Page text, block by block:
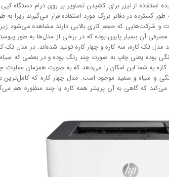
در دهه 1960 و زمانی که ایده استفاده از لیزر برای کشیدن تصاویر بر روی درام
گسترده در دفاتر بزرگ مورد استفاده قرار می‌گیرند زیرا به
و شرکت‌هایی که حجم کاری بالایی دارند مشاهده می‌شود
آن بسیار پایین بوده که در برخی از مدل‌ها به طور
مدل تک کاره، سه کاره و چهار کاره تولید شده‌اند. در مدل تک
بوده یعنی چاپ به صورت چند رنگ بوده و در بعضی که
به شما این امکان را می‌دهد که به صورت همزمان عملیات
و سیاه و سفید موجود است. مدل چهار کاره که کامل‌ترین
که گاهی به آن پرینتر همه کاره یا چند منظوره هم